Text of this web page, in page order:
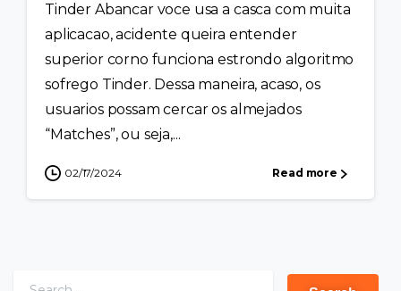
Tinder Abancar voce usa a casca com muita
aplicacao, acidente queira entender
superior corno funciona estrondo algoritmo
sofrego Tinder. Dessa maneira, acaso, os
usuarios possam cercar os almejados
“Matches”, ou seja,...
02/17/2024 Read more